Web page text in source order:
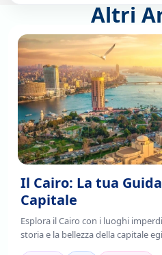
Altri
Il Cairo: La tua
Capitale
Esplora il Cairo con i luoghi
storia e la bellezza della capitale
completa. Leggi ora!